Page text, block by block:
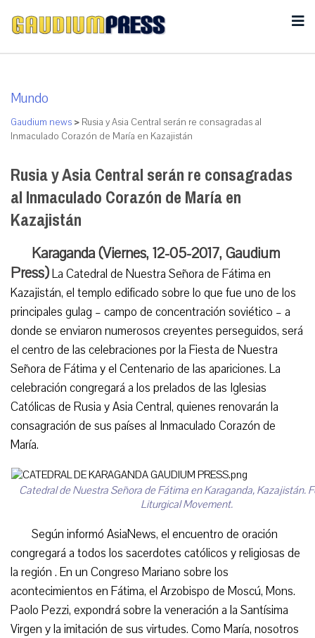
Mundo
Gaudium news > Rusia y Asia Central serán re consagradas al
Inmaculado Corazón de María en Kazajistán
Rusia y Asia Central serán re consagradas
al Inmaculado Corazón de María en
Kazajistán
Karaganda (Viernes, 12-05-2017, Gaudium
Press)La Catedral de Nuestra Señora de Fátima en
Kazajistán, el templo edificado sobre lo que fue uno de los
principales gulag – campo de concentración soviético – a
donde se enviaron numerosos creyentes perseguidos, será
el centro de las celebraciones por la Fiesta de Nuestra
Señora de Fátima y el Centenario de las apariciones. La
celebración congregará a los prelados de las Iglesias
Católicas de Rusia y Asia Central, quienes renovarán la
consagración de sus países al Inmaculado Corazón de
María.
Catedral de Nuestra Señora de Fátima en Karaganda, Kazajistán.
Liturgical Movement.
Según informó AsiaNews, el encuentro de oración
congregará a todos los sacerdotes católicos y religiosas de
la región . En un Congreso Mariano sobre los
acontecimientos en Fátima, el Arzobispo de Moscú, Mons.
Paolo Pezzi, expondrá sobre la veneración a la Santísima
Virgen y la imitación de sus virtudes. Como María, nosotros